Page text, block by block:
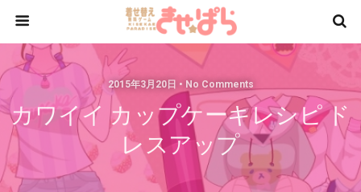
2015年3月20日 • No Comments
カワイイ カップケーキレシピ ド
レスアップ